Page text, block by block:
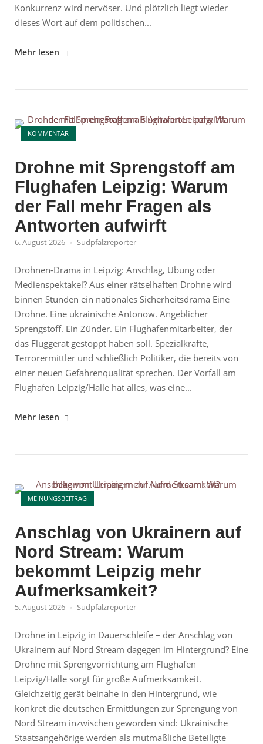
Konkurrenz wird nervöser. Und plötzlich liegt wieder
dieses Wort auf dem politischen...
"AfD-
falsch
wählt,
Karlsruhe
es
richten?"
Mehr lesen
KOMMENTAR
Open post
Drohne mit Sprengstoff am
Flughafen Leipzig: Warum
der Fall mehr Fragen als
Antworten aufwirft
6. August 2026 Südpfalzreporter
Drohnen-Drama in Leipzig: Anschlag, Übung oder
Medienspektakel? Aus einer rätselhaften Drohne wird
binnen Stunden ein nationales Sicherheitsdrama Eine
Drohne. Eine ukrainische Antonow. Angeblicher
Sprengstoff. Ein Zünder. Ein Flughafenmitarbeiter, der
das Fluggerät gestoppt haben soll. Spezialkräfte,
Terrorermittler und schließlich Politiker, die bereits von
einer neuen Gefahrenqualität sprechen. Der Vorfall am
Flughafen Leipzig/Halle hat alles, was eine...
"Drohne
Leipzig:
Warum
Fall
mehr
Fragen
als
Antworten
aufwirft"
Mehr lesen
MEINUNGSBEITRAG
Open post
Anschlag von Ukrainern auf
Nord Stream: Warum
bekommt Leipzig mehr
Aufmerksamkeit?
5. August 2026 Südpfalzreporter
Drohne in Leipzig in Dauerschleife – der Anschlag von
Ukrainern auf Nord Stream dagegen im Hintergrund? Eine
Drohne mit Sprengvorrichtung am Flughafen
Leipzig/Halle sorgt für große Aufmerksamkeit.
Gleichzeitig gerät beinahe in den Hintergrund, wie
konkret die deutschen Ermittlungen zur Sprengung von
Nord Stream inzwischen geworden sind: Ukrainische
Staatsangehörige werden als mutmaßliche Beteiligte